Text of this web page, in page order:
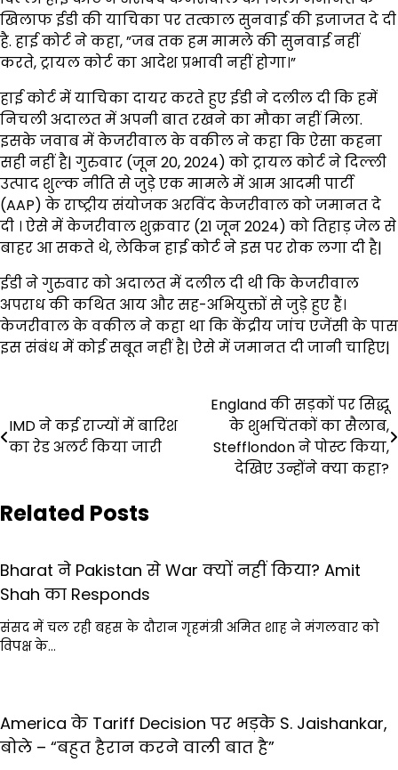
खिलाफ ईडी की याचिका पर तत्काल सुनवाई की इजाजत दे दी
है. हाई कोर्ट ने कहा, ”जब तक हम मामले की सुनवाई नहीं
करते, ट्रायल कोर्ट का आदेश प्रभावी नहीं होगा।”
हाई कोर्ट में याचिका दायर करते हुए ईडी ने दलील दी कि हमें
निचली अदालत में अपनी बात रखने का मौका नहीं मिला.
इसके जवाब में केजरीवाल के वकील ने कहा कि ऐसा कहना
सही नहीं है| गुरुवार (जून 20, 2024) को ट्रायल कोर्ट ने दिल्ली
उत्पाद शुल्क नीति से जुड़े एक मामले में आम आदमी पार्टी
(AAP) के राष्ट्रीय संयोजक अरविंद केजरीवाल को जमानत दे
दी । ऐसे में केजरीवाल शुक्रवार (21 जून 2024) को तिहाड़ जेल से
बाहर आ सकते थे, लेकिन हाई कोर्ट ने इस पर रोक लगा दी है|
ईडी ने गुरुवार को अदालत में दलील दी थी कि केजरीवाल
अपराध की कथित आय और सह-अभियुक्तों से जुड़े हुए हैं।
केजरीवाल के वकील ने कहा था कि केंद्रीय जांच एजेंसी के पास
इस संबंध में कोई सबूत नहीं है| ऐसे में जमानत दी जानी चाहिए|
Post
navigation
IMD ने कई राज्यों में बारिश
का रेड अलर्ट किया जारी
England की सड़कों पर सिद्धू
के शुभचिंतकों का सैलाब,
Stefflondon ने पोस्ट किया,
देखिए उन्होंने क्या कहा?
Related Posts
Bharat ने Pakistan से War क्यों नहीं किया? Amit
Shah का Responds
संसद में चल रही बहस के दौरान गृहमंत्री अमित शाह ने मंगलवार को
विपक्ष के…
America के Tariff Decision पर भड़के S. Jaishankar,
बोले – “बहुत हैरान करने वाली बात है”